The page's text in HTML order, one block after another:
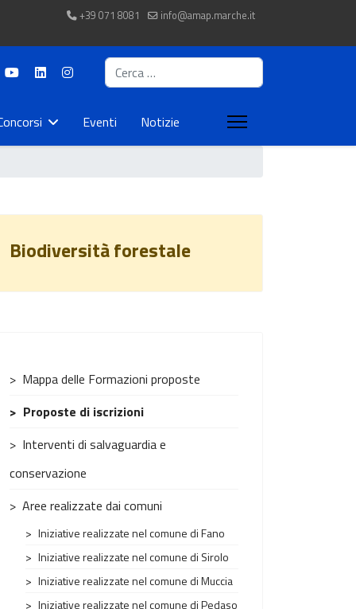
+39 071 8081 info@amap.marche.it
Cerca
Eventi Notizie
Biodiversità forestale
Mappa delle Formazioni proposte
Proposte di iscrizioni
Interventi di salvaguardia e
conservazione
Aree realizzate dai comuni
Iniziative realizzate nel comune di Fano
Iniziative realizzate nel comune di Sirolo
Iniziative realizzate nel comune di Muccia
Iniziative realizzate nel comune di Pedaso